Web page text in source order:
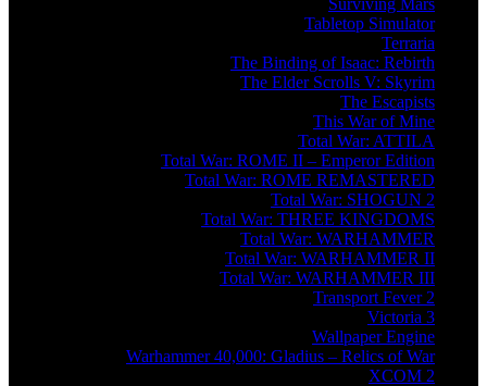
Surviving Mars
Tabletop Simulator
Terraria
The Binding of Isaac: Rebirth
The Elder Scrolls V: Skyrim
The Escapists
This War of Mine
Total War: ATTILA
Total War: ROME II – Emperor Edition
Total War: ROME REMASTERED
Total War: SHOGUN 2
Total War: THREE KINGDOMS
Total War: WARHAMMER
Total War: WARHAMMER II
Total War: WARHAMMER III
Transport Fever 2
Victoria 3
Wallpaper Engine
Warhammer 40,000: Gladius – Relics of War
XCOM 2